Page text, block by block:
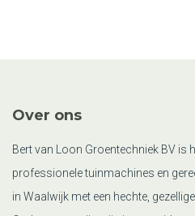
Over ons
Bert van Loon Groentechniek BV is
professionele tuinmachines en
in Waalwijk met een hechte,